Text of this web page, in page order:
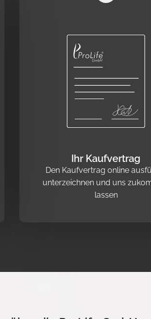
Ihr Kaufvertrag
Den Kaufvertrag online
unterzeichnen und uns
lassen